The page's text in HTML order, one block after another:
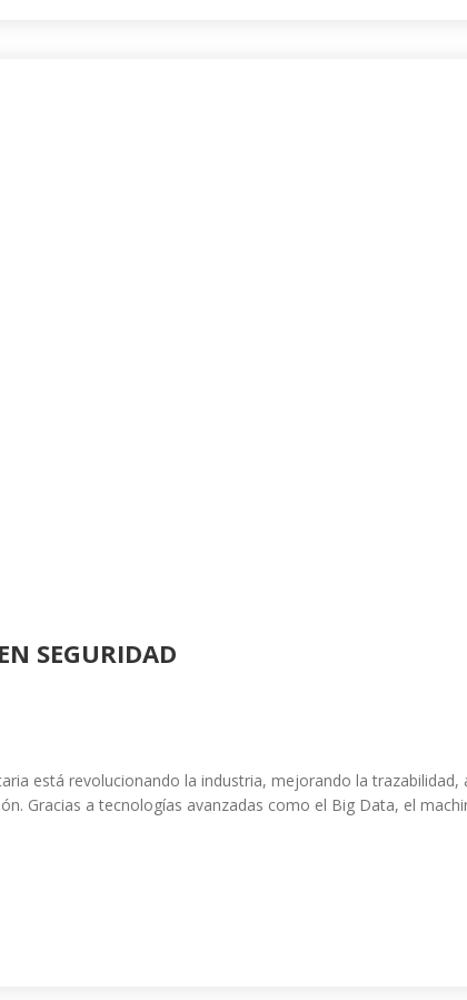
SEGURIDAD
está revolucionando la industria, mejorando la
Gracias a tecnologías avanzadas como el Big Data, el